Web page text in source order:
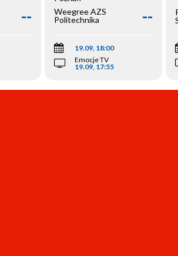
--
Weegree AZS
Politechnika
--
19.09, 18:00
Emocje TV
19.09, 17:55